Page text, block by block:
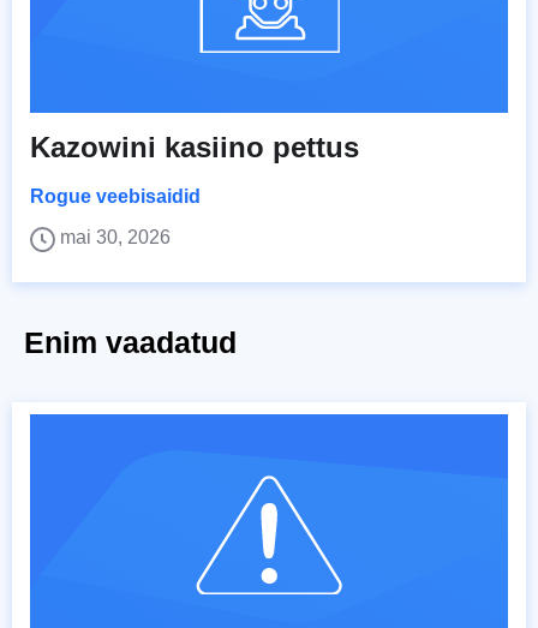
Kazowini kasiino pettus
Rogue veebisaidid
mai 30, 2026
Enim vaadatud